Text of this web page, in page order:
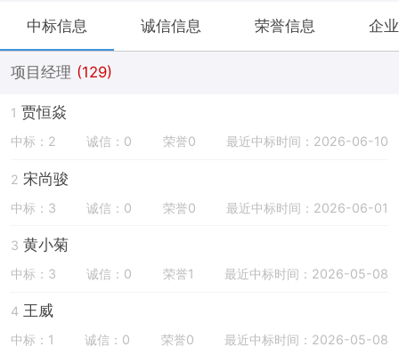
中标信息 诚信信息 荣誉信息 企
项目经理 (129)
1 贾恒焱
中标：2 诚信：0 荣誉0 最近中标时间：2026-06-10
2 宋尚骏
中标：3 诚信：0 荣誉0 最近中标时间：2026-06-01
3 黄小菊
中标：3 诚信：0 荣誉1 最近中标时间：2026-05-08
4 王威
中标：1 诚信：0 荣誉0 最近中标时间：2026-05-08